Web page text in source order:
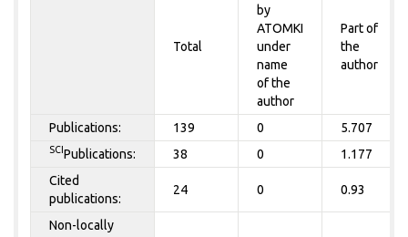
Total
by
ATOMKI
under
name
of the
author
Part of
the
author
Publications: 139 0 5.707
SCI Publications: 38 0
1.177
Cited
publications:
24 0 0.93
Non-locally